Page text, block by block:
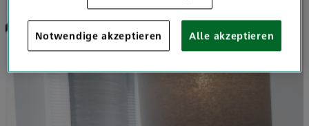
Notwendige akzeptieren Alle akzeptieren